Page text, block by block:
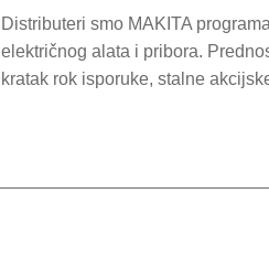
Distributeri smo MAKITA
električnog alata i pribora.
kratak rok isporuke, stalne